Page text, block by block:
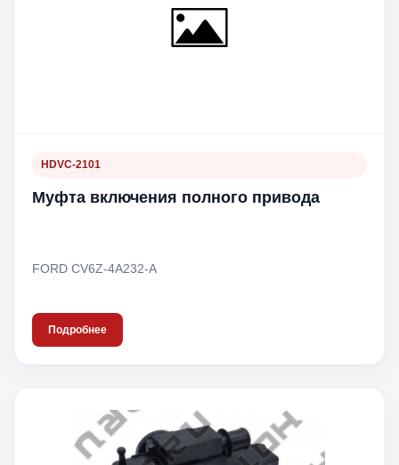
HDVC-2101
Муфта включения полного привода
FORD CV6Z-4A232-A
Подробнее